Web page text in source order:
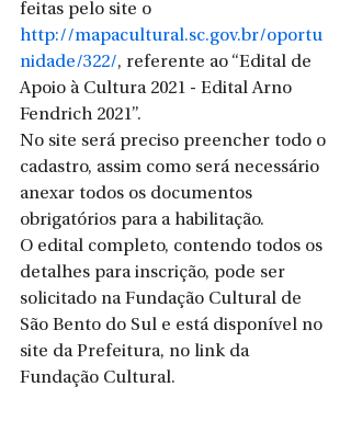
feitas pelo site o
http://mapacultural.sc.gov.br/oportu
nidade/322/, referente ao “Edital de
Apoio à Cultura 2021 - Edital Arno
Fendrich 2021”.
No site será preciso preencher todo o
cadastro, assim como será necessário
anexar todos os documentos
obrigatórios para a habilitação.
O edital completo, contendo todos os
detalhes para inscrição, pode ser
solicitado na Fundação Cultural de
São Bento do Sul e está disponível no
site da Prefeitura, no link da
Fundação Cultural.